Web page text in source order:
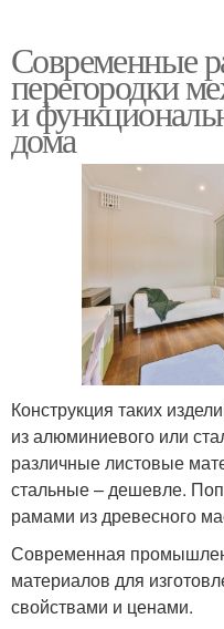
Современные
перегородки
и
дома
Конструкция таких
из алюминиевого или
различные листовые
стальные – дешевле.
рамами из древесного
Современная
материалов для
свойствами и ценами.